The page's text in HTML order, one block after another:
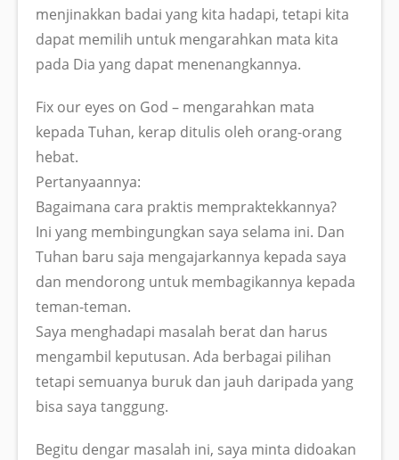
menjinakkan badai yang kita hadapi, tetapi kita
dapat memilih untuk mengarahkan mata kita
pada Dia yang dapat menenangkannya.
Fix our eyes on God – mengarahkan mata
kepada Tuhan, kerap ditulis oleh orang-orang
hebat.
Pertanyaannya:
Bagaimana cara praktis mempraktekkannya?
Ini yang membingungkan saya selama ini. Dan
Tuhan baru saja mengajarkannya kepada saya
dan mendorong untuk membagikannya kepada
teman-teman.
Saya menghadapi masalah berat dan harus
mengambil keputusan. Ada berbagai pilihan
tetapi semuanya buruk dan jauh daripada yang
bisa saya tanggung.
Begitu dengar masalah ini, saya minta didoakan